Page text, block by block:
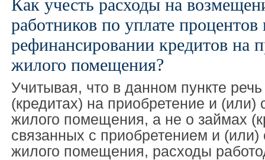
Как учесть расходы на
работников по уплате
рефинансировании кредитов на
жилого помещения?
Учитывая, что в данном пункте
(кредитах) на приобретение и (или)
жилого помещения, а не о займах
связанных с приобретением и (или)
жилого помещения, расходы